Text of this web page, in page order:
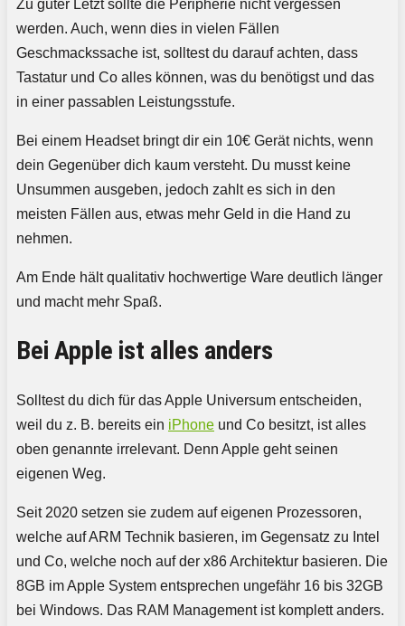
Zu guter Letzt sollte die Peripherie nicht vergessen
werden. Auch, wenn dies in vielen Fällen
Geschmackssache ist, solltest du darauf achten, dass
Tastatur und Co alles können, was du benötigst und das
in einer passablen Leistungsstufe.
Bei einem Headset bringt dir ein 10€ Gerät nichts, wenn
dein Gegenüber dich kaum versteht. Du musst keine
Unsummen ausgeben, jedoch zahlt es sich in den
meisten Fällen aus, etwas mehr Geld in die Hand zu
nehmen.
Am Ende hält qualitativ hochwertige Ware deutlich länger
und macht mehr Spaß.
Bei Apple ist alles anders
Solltest du dich für das Apple Universum entscheiden,
weil du z. B. bereits ein iPhone und Co besitzt, ist alles
oben genannte irrelevant. Denn Apple geht seinen
eigenen Weg.
Seit 2020 setzen sie zudem auf eigenen Prozessoren,
welche auf ARM Technik basieren, im Gegensatz zu Intel
und Co, welche noch auf der x86 Architektur basieren. Die
8GB im Apple System entsprechen ungefähr 16 bis 32GB
bei Windows. Das RAM Management ist komplett anders.